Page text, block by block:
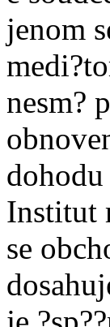
jenom
nesm?
dohodu
Institut
se